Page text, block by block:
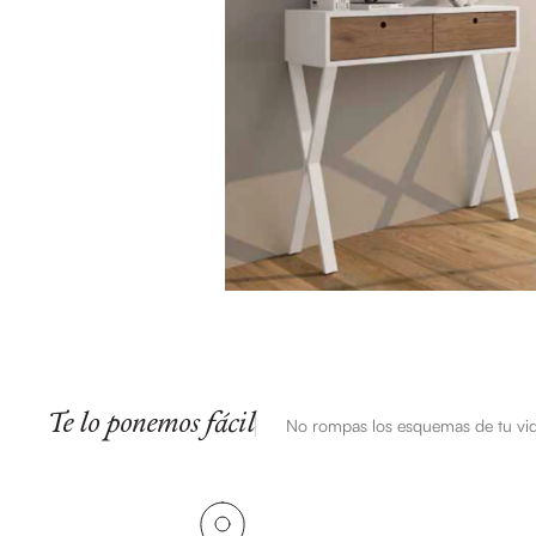
Te lo ponemos fácil No rompas los esquemas de tu